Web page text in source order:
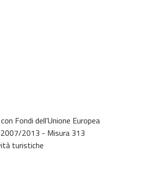
Fondi dell’Unione Europea
2007/2013 - Misura 313
turistiche